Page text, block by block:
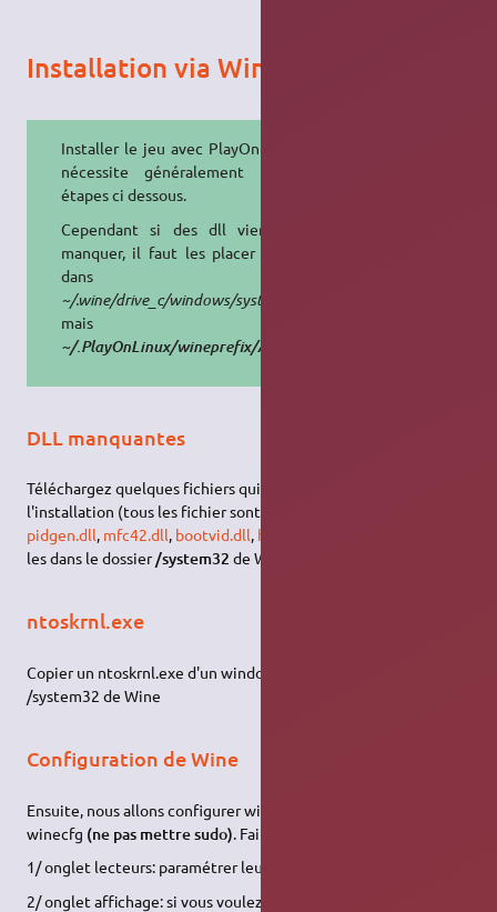
Installation via Wine
Installer le jeu avec PlayOnLinux ne
nécessite généralement pas les
étapes ci dessous.
Cependant si des dll viennent à
manquer, il faut les placer non pas
dans
~/.wine/drive_c/windows/system32
mais dans
~/.PlayOnLinux/wineprefix/AgeOfMythologyGold/drive_c/
DLL manquantes
Téléchargez quelques fichiers qui seront demandés lors de
l'installation (tous les fichier sont dispos sur
pidgen.dll, mfc42.dll, bootvid.dll, hal.dll
les dans le dossier/system32 de Wine.
ntoskrnl.exe
Copier un ntoskrnl.exe d'un windows original dans le dossier
/system32 de Wine
Configuration de Wine
Ensuite, nous allons configurer wine en faisant dans terminal:
winecfg (ne pas mettre sudo). Faire les réglages suivants:
1/ onglet lecteurs: paramétrer leur auto-détection par Wine.
2/ onglet affichage: si vous voulez avoir le clavier fonctionnel